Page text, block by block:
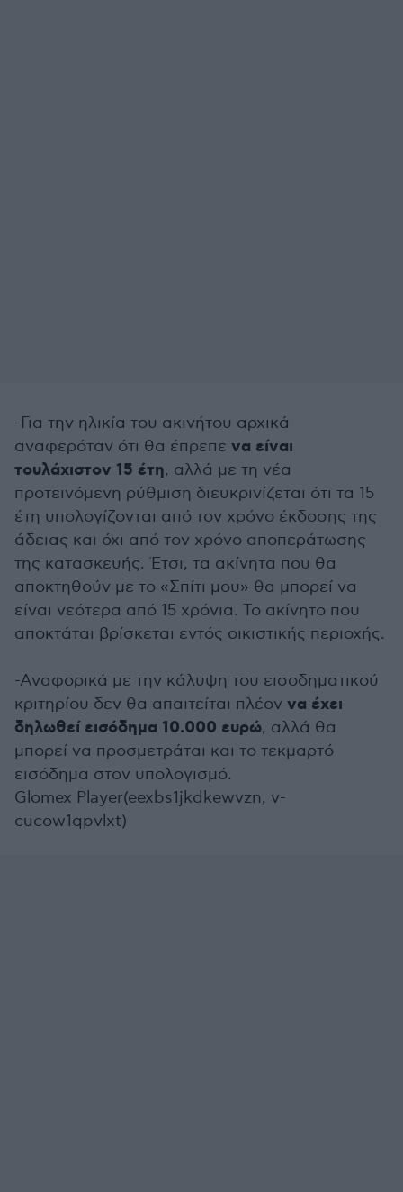
-Για την ηλικία του ακινήτου αρχικά
αναφερόταν ότι θα έπρεπε να είναι
τουλάχιστον 15 έτη, αλλά με τη νέα
προτεινόμενη ρύθμιση διευκρινίζεται ότι τα 15
έτη υπολογίζονται από τον χρόνο έκδοσης της
άδειας και όχι από τον χρόνο αποπεράτωσης
της κατασκευής. Έτσι, τα ακίνητα που θα
αποκτηθούν με το «Σπίτι μου» θα μπορεί να
είναι νεότερα από 15 χρόνια. Το ακίνητο που
αποκτάται βρίσκεται εντός οικιστικής περιοχής.
-Αναφορικά με την κάλυψη του εισοδηματικού
κριτηρίου δεν θα απαιτείται πλέον να έχει
δηλωθεί εισόδημα 10.000 ευρώ, αλλά θα
μπορεί να προσμετράται και το τεκμαρτό
εισόδημα στον υπολογισμό.
Glomex Player(eexbs1jkdkewvzn, v-
cucow1qpvlxt)